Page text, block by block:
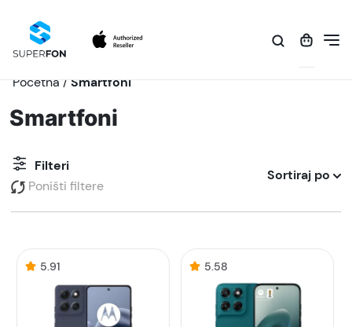
Početna / Smartfoni
Smartfoni
Filteri
Poništi filtere
Sortiraj po
5.91 5.58